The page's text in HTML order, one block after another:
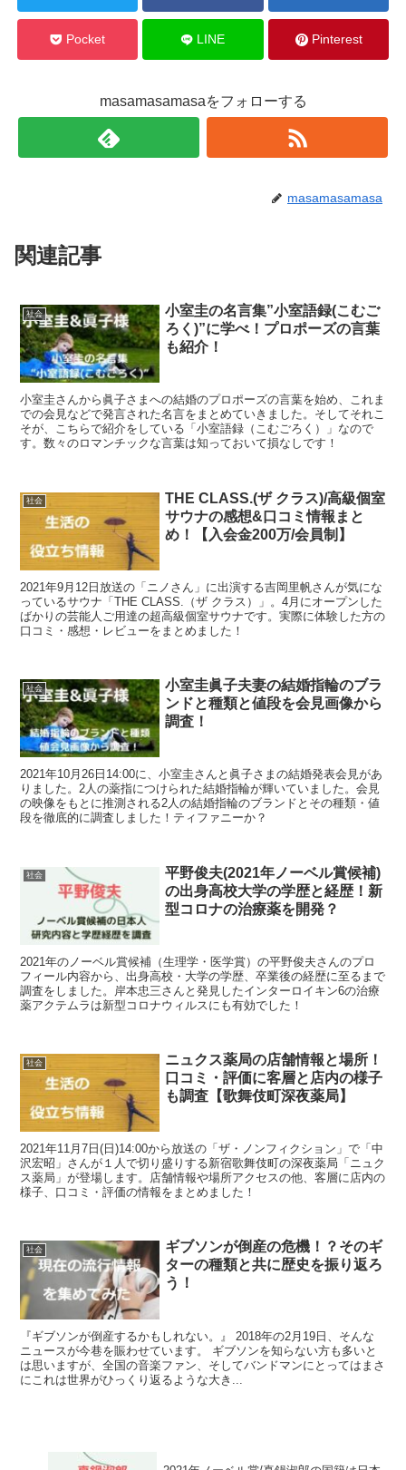
Pocket LINE Pinterest
masamasamasaをフォローする
masamasamasa
関連記事
社会
小室圭の名言集”小室語録(こむご
ろく)”に学べ！プロポーズの言葉
も紹介！
小室圭さんから眞子さまへの結婚のプロポーズの言葉を始め、これま
での会見などで発言された名言をまとめていきました。そしてそれこ
そが、こちらで紹介をしている「小室語録（こむごろく）」なので
す。数々のロマンチックな言葉は知っておいて損なしです！
社会
THE CLASS.(ザ クラス)/高級個室
サウナの感想&口コミ情報まと
め！【入会金200万/会員制】
2021年9月12日放送の「ニノさん」に出演する吉岡里帆さんが気にな
っているサウナ「THE CLASS.（ザ クラス）」。4月にオープンした
ばかりの芸能人ご用達の超高級個室サウナです。実際に体験した方の
口コミ・感想・レビューをまとめました！
社会
小室圭眞子夫妻の結婚指輪のブラ
ンドと種類と値段を会見画像から
調査！
2021年10月26日14:00に、小室圭さんと眞子さまの結婚発表会見があ
りました。2人の薬指につけられた結婚指輪が輝いていました。会見
の映像をもとに推測される2人の結婚指輪のブランドとその種類・値
段を徹底的に調査しました！ティファニーか？
社会
平野俊夫(2021年ノーベル賞候補)
の出身高校大学の学歴と経歴！新
型コロナの治療薬を開発？
2021年のノーベル賞候補（生理学・医学賞）の平野俊夫さんのプロ
フィール内容から、出身高校・大学の学歴、卒業後の経歴に至るまで
調査をしました。岸本忠三さんと発見したインターロイキン6の治療
薬アクテムラは新型コロナウィルスにも有効でした！
社会
ニュクス薬局の店舗情報と場所！
口コミ・評価に客層と店内の様子
も調査【歌舞伎町深夜薬局】
2021年11月7日(日)14:00から放送の「ザ・ノンフィクション」で「中
沢宏昭」さんが１人で切り盛りする新宿歌舞伎町の深夜薬局「ニュク
ス薬局」が登場します。店舗情報や場所アクセスの他、客層に店内の
様子、口コミ・評価の情報をまとめました！
社会
ギブソンが倒産の危機！？そのギ
ターの種類と共に歴史を振り返ろ
う！
『ギブソンが倒産するかもしれない。』 2018年の2月19日、そんな
ニュースが今巷を賑わせています。 ギブソンを知らない方も多いと
は思いますが、全国の音楽ファン、そしてバンドマンにとってはまさ
にこれは世界がひっくり返るような大き...